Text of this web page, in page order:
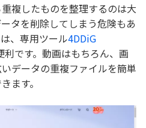
複したものを整理するのは大
タを削除してしまう危険もあ
、専用ツール4DDiG
利です。動画はもちろん、画
データの重複ファイルを簡単
ます。